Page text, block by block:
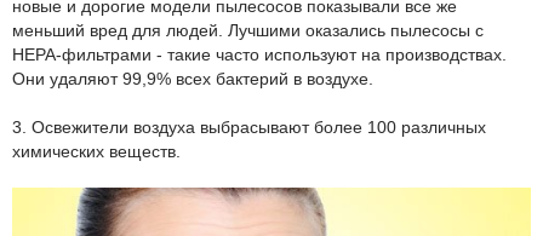
новые и дорогие модели пылесосов показывали все же
меньший вред для людей. Лучшими оказались пылесосы с
НЕРА-фильтрами - такие часто используют на производствах.
Они удаляют 99,9% всех бактерий в воздухе.
3. Освежители воздуха выбрасывают более 100 различных
химических веществ.